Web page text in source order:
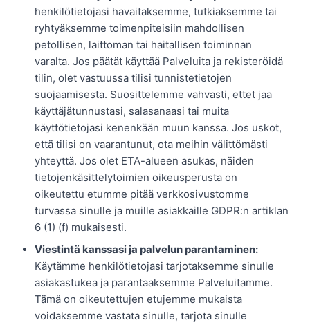
henkilötietojasi havaitaksemme, tutkiaksemme tai
ryhtyäksemme toimenpiteisiin mahdollisen
petollisen, laittoman tai haitallisen toiminnan
varalta. Jos päätät käyttää Palveluita ja rekisteröidä
tilin, olet vastuussa tilisi tunnistetietojen
suojaamisesta. Suosittelemme vahvasti, ettet jaa
käyttäjätunnustasi, salasanaasi tai muita
käyttötietojasi kenenkään muun kanssa. Jos uskot,
että tilisi on vaarantunut, ota meihin välittömästi
yhteyttä. Jos olet ETA-alueen asukas, näiden
tietojenkäsittelytoimien oikeusperusta on
oikeutettu etumme pitää verkkosivustomme
turvassa sinulle ja muille asiakkaille GDPR:n artiklan
6 (1) (f) mukaisesti.
Viestintä kanssasi ja palvelun parantaminen:
Käytämme henkilötietojasi tarjotaksemme sinulle
asiakastukea ja parantaaksemme Palveluitamme.
Tämä on oikeutettujen etujemme mukaista
voidaksemme vastata sinulle, tarjota sinulle